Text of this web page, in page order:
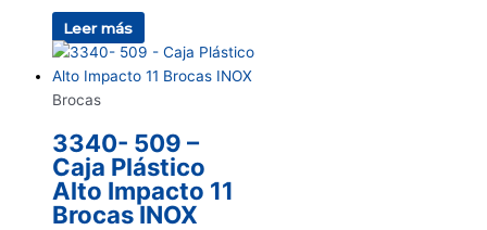
Leer más
Brocas
3340- 509 –
Caja Plástico
Alto Impacto 11
Brocas INOX